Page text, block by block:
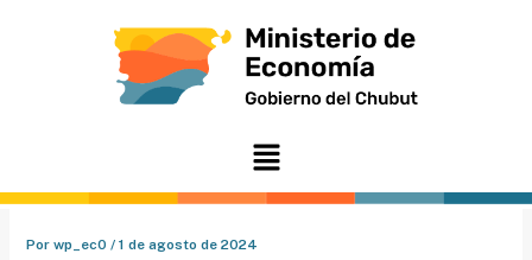
Menú
Porwp_ec0/1 de agosto de 2024